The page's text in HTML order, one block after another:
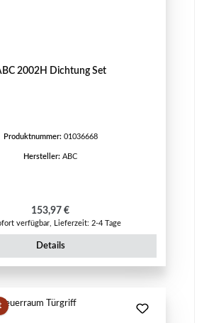
2002H Dichtung Set
Produktnummer: 01036668
Hersteller: ABC
Regulärer Preis:
153,97 €
verfügbar, Lieferzeit: 2-4 Tage
Details